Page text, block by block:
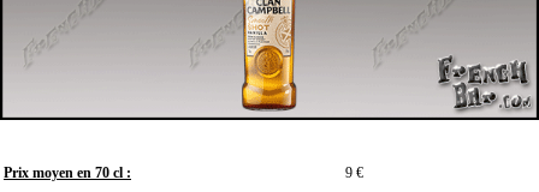
Prix moyen en 70 cl : 9 €